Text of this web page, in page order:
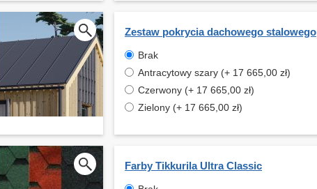
Zestaw pokrycia dachowego stalowego
Brak
Antracytowy szary (+ 17 665,00 zł)
Czerwony (+ 17 665,00 zł)
Zielony (+ 17 665,00 zł)
Farby Tikkurila Ultra Classic